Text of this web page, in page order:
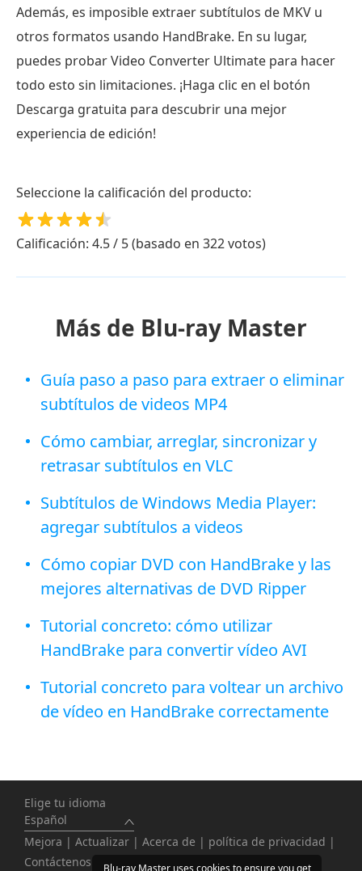
Además, es imposible extraer subtítulos de MKV u
otros formatos usando HandBrake. En su lugar,
puedes probar Video Converter Ultimate para hacer
todo esto sin limitaciones. ¡Haga clic en el botón
Descarga gratuita para descubrir una mejor
experiencia de edición!
Seleccione la calificación del producto:
Calificación: 4.5 / 5 (basado en 322 votos)
Más de Blu-ray Master
Guía paso a paso para extraer o eliminar
subtítulos de videos MP4
Cómo cambiar, arreglar, sincronizar y
retrasar subtítulos en VLC
Subtítulos de Windows Media Player:
agregar subtítulos a videos
Cómo copiar DVD con HandBrake y las
mejores alternativas de DVD Ripper
Tutorial concreto: cómo utilizar
HandBrake para convertir vídeo AVI
Tutorial concreto para voltear un archivo
de vídeo en HandBrake correctamente
Mejora | Actualizar | Acerca de | política de privacidad |
Contáctenos
Elige tu idioma
Español
Blu-ray Master uses cookies to ensure you get